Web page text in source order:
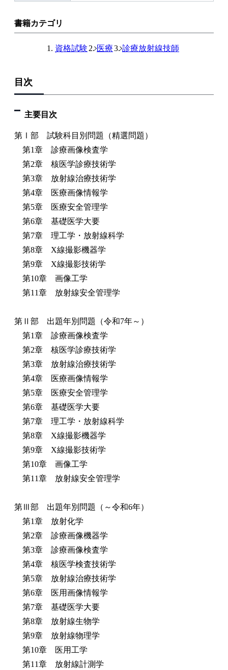
書籍カテゴリ
資格試験 医療 診療放射線技師
目次
主要目次
第Ⅰ部 試験科目別問題（精選問題）
第1章 診療画像検査学
第2章 核医学診療技術学
第3章 放射線治療技術学
第4章 医療画像情報学
第5章 医療安全管理学
第6章 基礎医学大要
第7章 理工学・放射線科学
第8章 X線撮影機器学
第9章 X線撮影技術学
第10章 画像工学
第11章 放射線安全管理学
第Ⅱ部 出題年別問題（令和7年～）
第1章 診療画像検査学
第2章 核医学診療技術学
第3章 放射線治療技術学
第4章 医療画像情報学
第5章 医療安全管理学
第6章 基礎医学大要
第7章 理工学・放射線科学
第8章 X線撮影機器学
第9章 X線撮影技術学
第10章 画像工学
第11章 放射線安全管理学
第Ⅲ部 出題年別問題（～令和6年）
第1章 放射化学
第2章 診療画像機器学
第3章 診療画像検査学
第4章 核医学検査技術学
第5章 放射線治療技術学
第6章 医用画像情報学
第7章 基礎医学大要
第8章 放射線生物学
第9章 放射線物理学
第10章 医用工学
第11章 放射線計測学